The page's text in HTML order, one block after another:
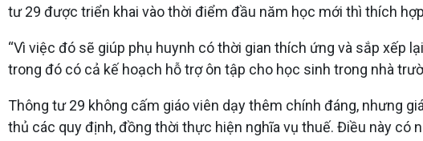
tư 29 được triển khai vào thời điểm đầu năm học mới thì thích
“Vì việc đó sẽ giúp phụ huynh có thời gian thích ứng và sắp xếp
trong đó có cả kế hoạch hỗ trợ ôn tập cho học sinh trong nhà
Thông tư 29 không cấm giáo viên dạy thêm chính đáng, nhưng
thủ các quy định, đồng thời thực hiện nghĩa vụ thuế. Điều này